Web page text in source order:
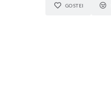
GOSTEI